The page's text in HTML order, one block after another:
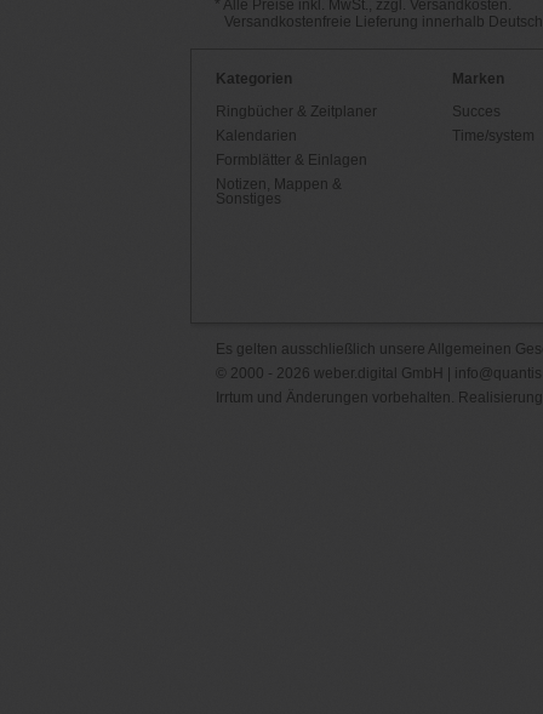
* Alle Preise inkl. MwSt., zzgl. Versandkosten.
Versandkostenfreie Lieferung innerhalb
Kategorien
Ringbücher & Zeitplaner
Kalendarien
Formblätter & Einlagen
Notizen, Mappen &
Sonstiges
Marken
Succes
Time/system
Es gelten ausschließlich unsere Allgemeinen
© 2000 - 2026 weber.digital GmbH |
Irrtum und Änderungen vorbehalten.